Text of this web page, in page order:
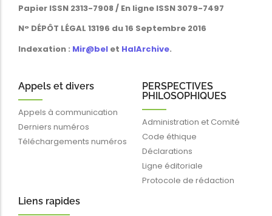
Papier ISSN 2313-7908 / En ligne ISSN 3079-7497
N° DÉPÔT LÉGAL 13196 du 16 Septembre 2016
Indexation : Mir@bel et HalArchive.
Appels et divers
Appels à communication
Derniers numéros
Téléchargements numéros
PERSPECTIVES
PHILOSOPHIQUES
Administration et Comité
Code éthique
Déclarations
Ligne éditoriale
Protocole de rédaction
Liens rapides